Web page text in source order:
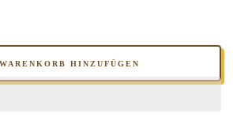
HINZUFÜGEN